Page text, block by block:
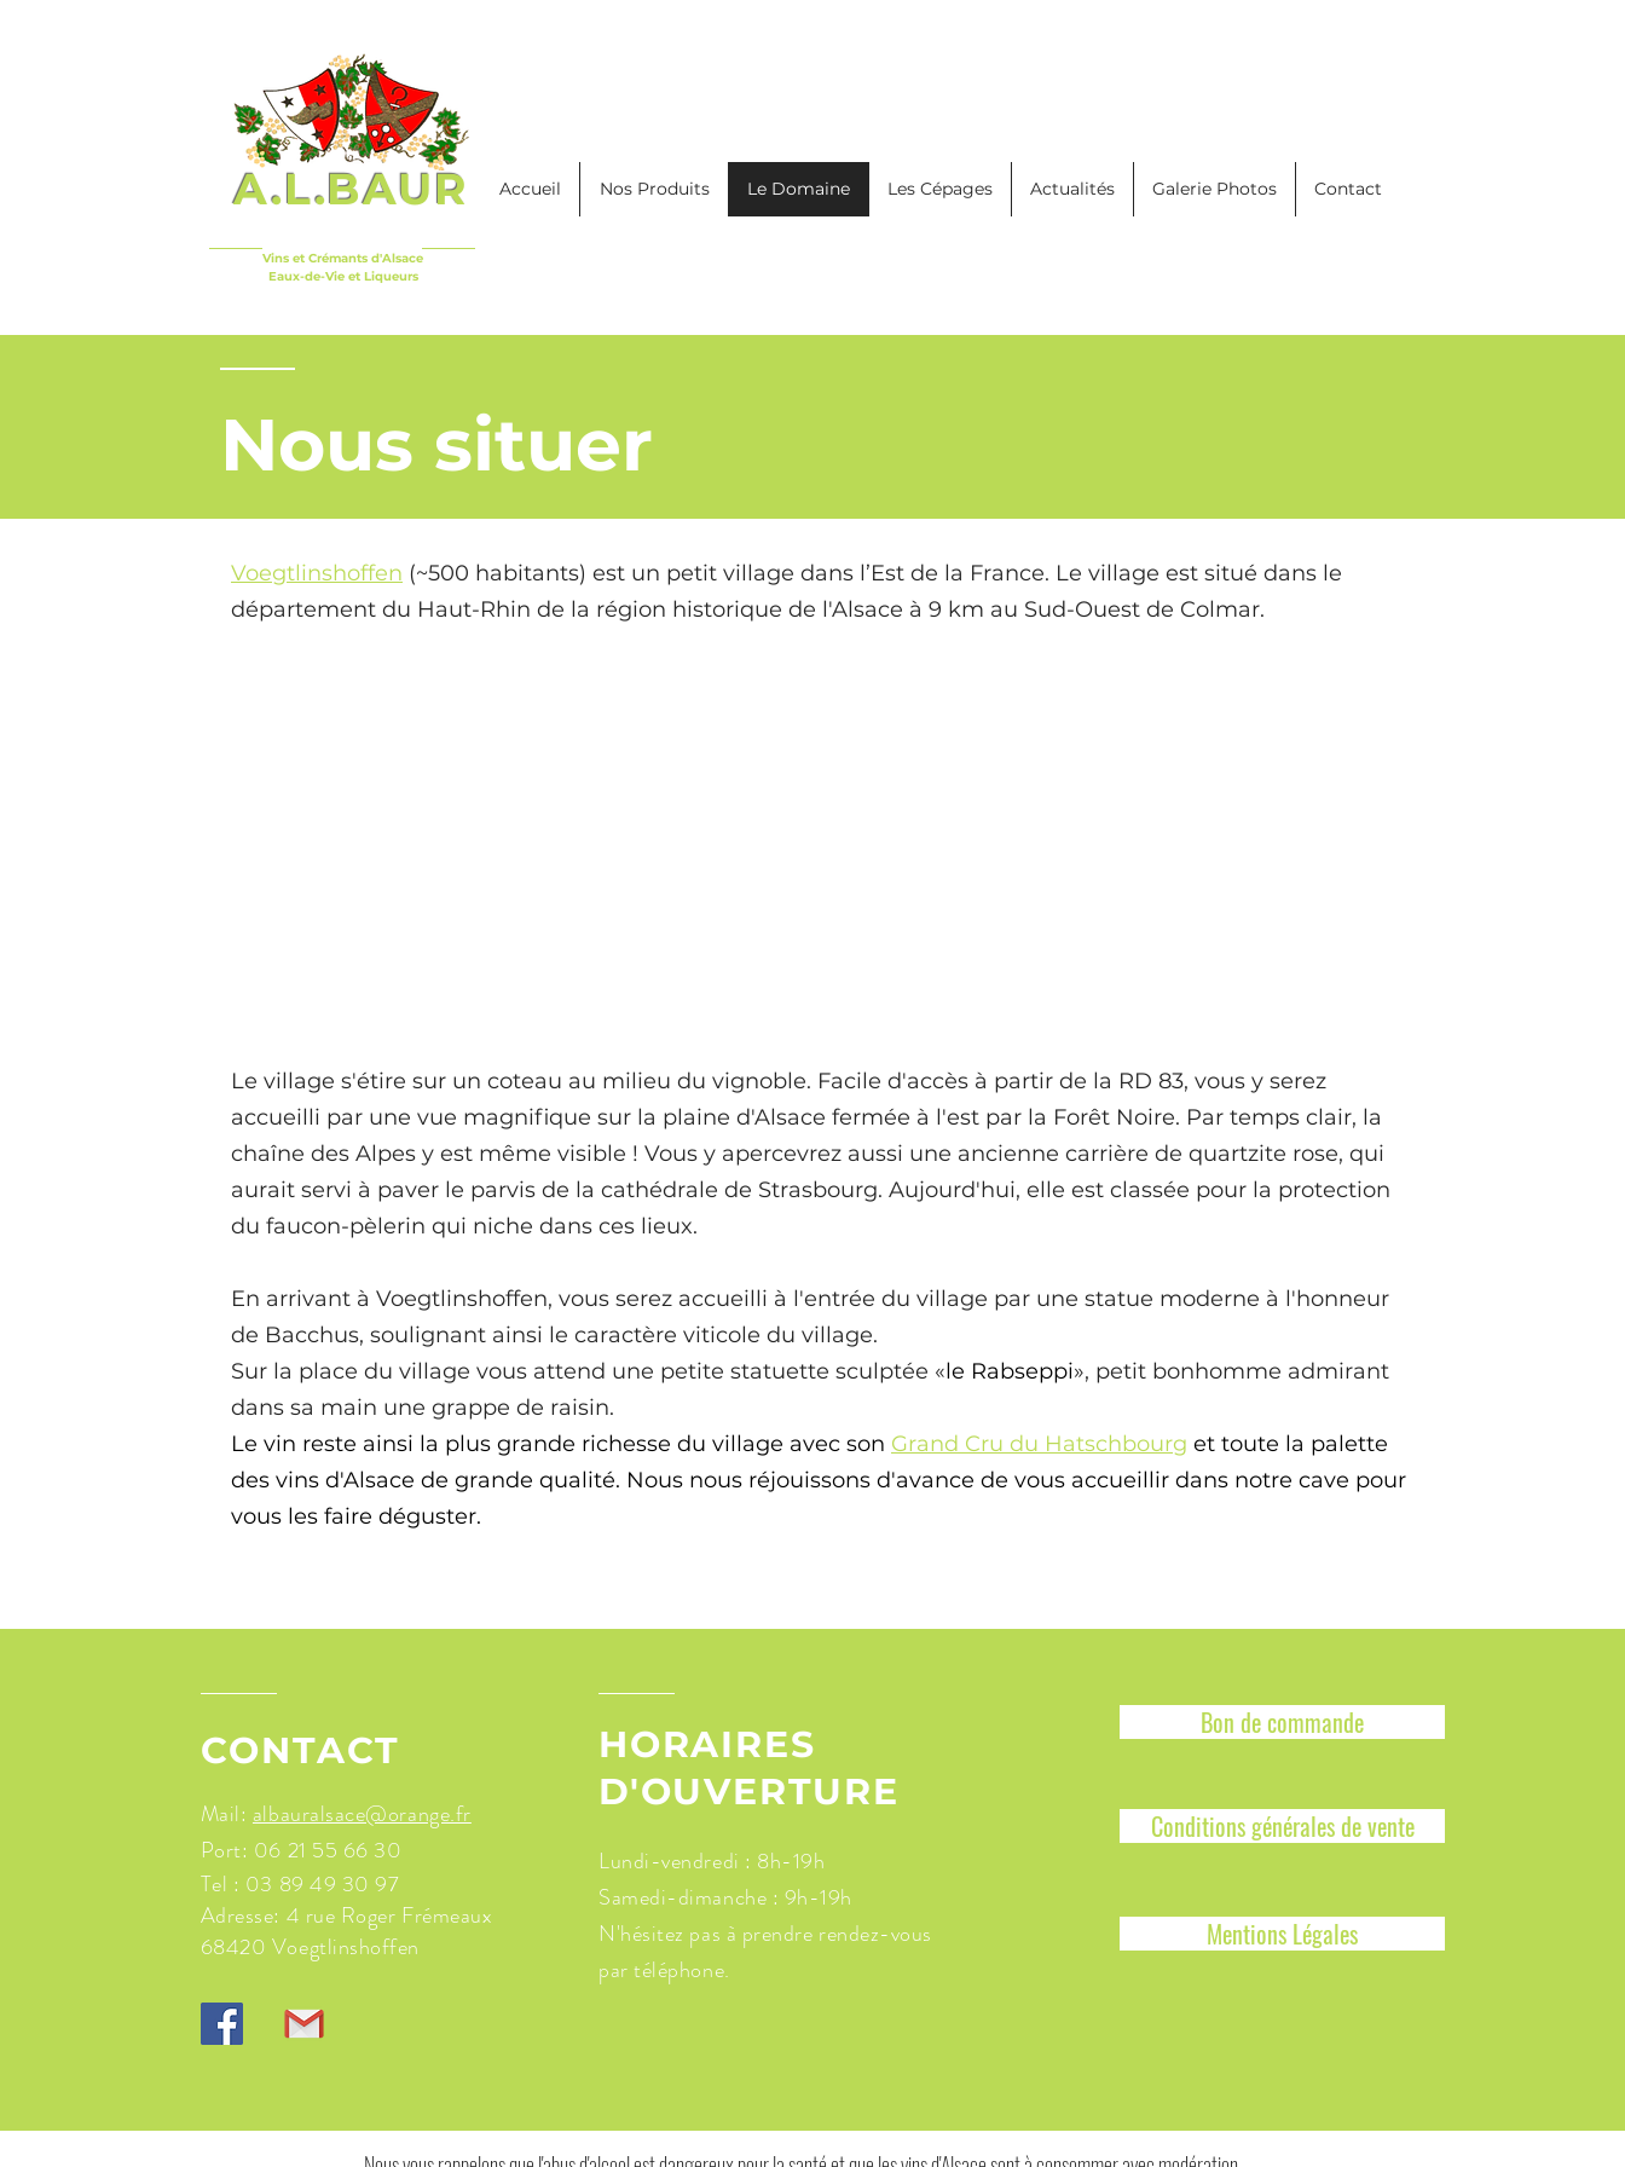
A.L.BAUR Accueil Nos Produits Le Domaine Les Cépages Actualités Galerie Photos Contact
Vins et Crémants d'Alsace
Eaux-de-Vie et Liqueurs
Voegtlinshoffen (~500 habitants) est un petit village dans l’Est de la France. Le village est situé dans le
département du Haut-Rhin de la région historique de l'Alsace à 9 km au Sud-Ouest de Colmar.
Le village s'étire sur un coteau au milieu du vignoble. Facile d'accès à partir de la RD 83, vous y serez
accueilli par une vue magnifique sur la plaine d'Alsace fermée à l'est par la Forêt Noire. Par temps clair, la
chaîne des Alpes y est même visible ! Vous y apercevrez aussi une ancienne carrière de quartzite rose, qui
aurait servi à paver le parvis de la cathédrale de Strasbourg. Aujourd'hui, elle est classée pour la protection
du faucon-pèlerin qui niche dans ces lieux.
En arrivant à Voegtlinshoffen, vous serez accueilli à l'entrée du village par une statue moderne à l'honneur
de Bacchus, soulignant ainsi le caractère viticole du village.
Sur la place du village vous attend une petite statuette sculptée «le Rabseppi», petit bonhomme admirant
dans sa main une grappe de raisin.
Le vin reste ainsi la plus grande richesse du village avec son Grand Cru du Hatschbourg et toute la palette
des vins d'Alsace de grande qualité. Nous nous réjouissons d'avance de vous accueillir dans notre cave pour
vous les faire déguster.
Nous situer
CONTACT
Mail: albauralsace@orange.fr
Port: 06 21 55 66 30
Tel : 03 89 49 30 97
Adresse: 4 rue Roger Frémeaux
68420 Voegtlinshoffen
HORAIRES
D'OUVERTURE
Lundi-vendredi : 8h-19h
Samedi-dimanche : 9h-19h
N'hésitez pas à prendre rendez-vous
par téléphone.
Bon de commande
Conditions générales de vente
Mentions Légales